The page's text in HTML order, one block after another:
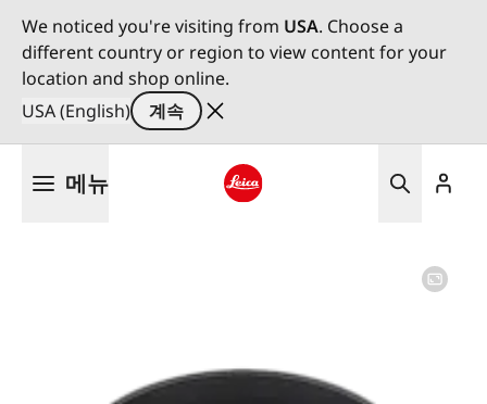
We noticed you're visiting from USA. Choose a
different country or region to view content for your
location and shop online.
USA (English)
계속
메뉴